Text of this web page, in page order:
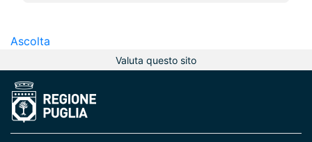
Ascolta
Valuta questo sito